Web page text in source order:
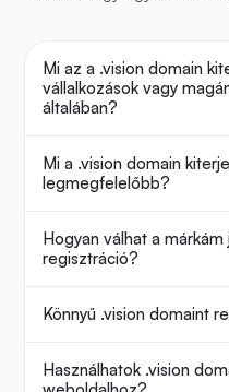
Mi az a .vision domain
vállalkozások vagy
általában?
Mi a .vision domain
legmegfelelőbb?
Hogyan válhat a
regisztráció?
Könnyű .vision domaint
Használhatok .vision